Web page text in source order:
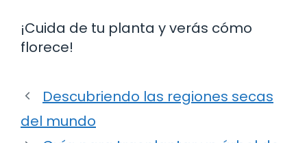
¡Cuida de tu planta y verás cómo
florece!
Descubriendo las regiones secas
del mundo